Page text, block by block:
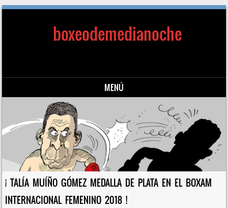
boxeodemedianoche
MENÚ
Saltar al contenido
¡ TALÍA MUÍÑO GÓMEZ MEDALLA DE PLATA EN EL BOXAM
INTERNACIONAL FEMENINO 2018 !